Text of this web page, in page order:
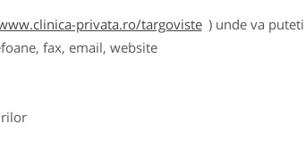
privata.ro/targoviste ) unde va
fax, email, website